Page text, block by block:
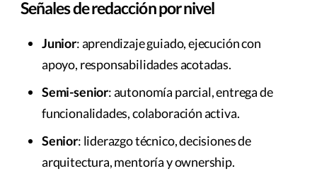
Señales de redacción por nivel
Junior: aprendizaje guiado, ejecución con
apoyo, responsabilidades acotadas.
Semi-senior: autonomía parcial, entrega de
funcionalidades, colaboración activa.
Senior: liderazgo técnico, decisiones de
arquitectura, mentoría y ownership.